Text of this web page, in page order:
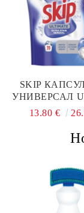
SKIP
УНИВЕРСАЛ
EXTRA
13.80 €